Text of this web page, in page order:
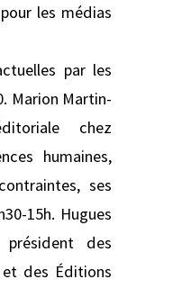
les médias
par les
Marion Martin-
chez
humaines,
ses
15h. Hugues
président des
des Éditions